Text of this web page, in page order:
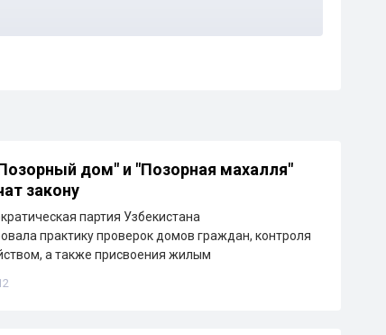
дом" и "Позорная махалля"
закону
партия Узбекистана
практику проверок домов граждан, контроля
а также присвоения жилым